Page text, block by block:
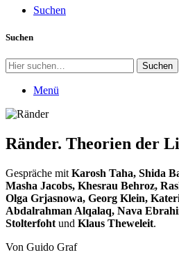
Suchen
Suchen
Suchen
Menü
Ränder. Theorien der
Gespräche mit Karosh Taha, Shida
Masha Jacobs, Khesrau Behroz,
Olga Grjasnowa, Georg Klein,
Abdalrahman Alqalaq, Nava
Stolterfoht und Klaus Theweleit.
Von Guido Graf